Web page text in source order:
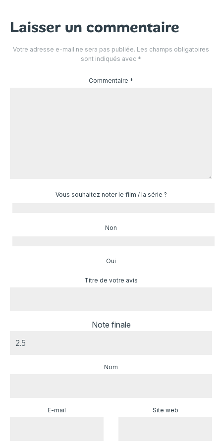
Laisser un commentaire
Votre adresse e-mail ne sera pas publiée. Les champs obligatoires
sont indiqués avec *
Commentaire *
Vous souhaitez noter le film / la série ?
Non
Oui
Titre de votre avis
Note finale
Nom
E-mail Site web